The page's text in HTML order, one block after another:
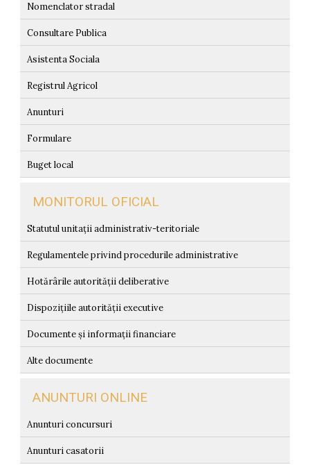
Nomenclator stradal
Consultare Publica
Asistenta Sociala
Registrul Agricol
Anunturi
Formulare
Buget local
MONITORUL OFICIAL
Statutul unitații administrativ-teritoriale
Regulamentele privind procedurile administrative
Hotărârile autorității deliberative
Dispozițiile autorității executive
Documente și informații financiare
Alte documente
ANUNTURI ONLINE
Anunturi concursuri
Anunturi casatorii